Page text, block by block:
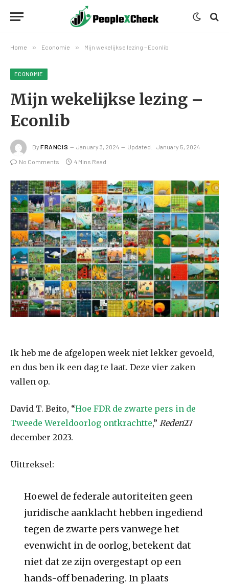
Home » Economie » Mijn wekelijkse lezing – Econlib
ECONOMIE
Mijn wekelijkse lezing –
Econlib
By FRANCIS January 3, 2024 Updated: January 5, 2024
No Comments 4 Mins Read
Ik heb me de afgelopen week niet lekker gevoeld,
en dus ben ik een dag te laat. Deze vier zaken
vallen op.
David T. Beito, “Hoe FDR de zwarte pers in de
Tweede Wereldoorlog ontkrachtte,” Reden27
december 2023.
Uittreksel:
Hoewel de federale autoriteiten geen
juridische aanklacht hebben ingediend
tegen de zwarte pers vanwege het
evenwicht in de oorlog, betekent dat
niet dat ze zijn overgestapt op een
hands-off benadering. In plaats